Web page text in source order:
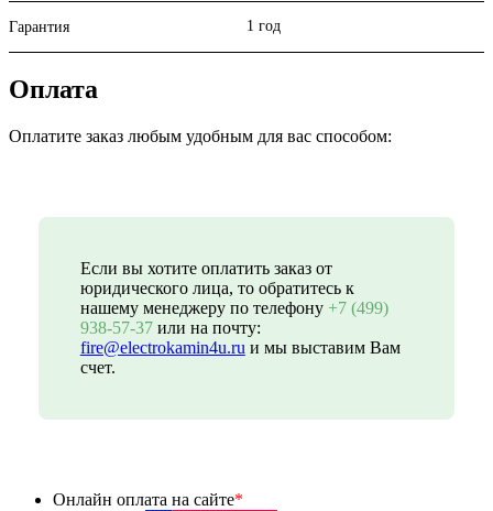
Гарантия 1 год
Оплата
Оплатите заказ любым удобным для вас способом:
Если вы хотите оплатить заказ от
юридического лица, то обратитесь к
нашему менеджеру по телефону +7 (499)
938-57-37или на почту:
fire@electrokamin4u.ru и мы выставим Вам
счет.
Онлайн оплата на сайте*